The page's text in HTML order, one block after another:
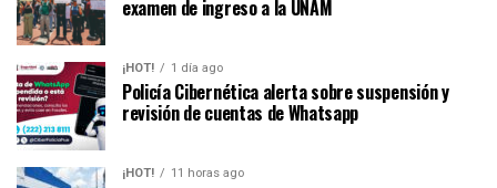
examen de ingreso a la UNAM
¡HOT! 1 día ago
Policía Cibernética alerta sobre suspensión y
revisión de cuentas de Whatsapp
¡HOT! 11 horas ago